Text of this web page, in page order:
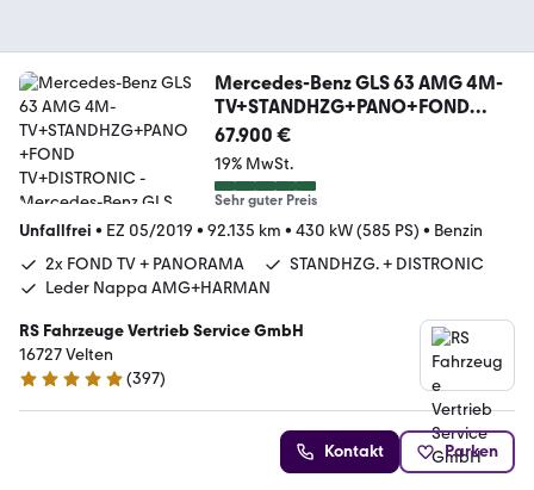
Mercedes-Benz GLS 63 AMG 4M-
TV+STANDHZG+PANO+FOND
TV+DISTRONIC
67.900 €
19% MwSt.
Sehr guter Preis
Unfallfrei • EZ 05/2019 • 92.135 km • 430 kW (585 PS) • Benzin
2x FOND TV + PANORAMA
STANDHZG. + DISTRONIC
Leder Nappa AMG+HARMAN
RS Fahrzeuge Vertrieb Service GmbH
16727 Velten
5 Sterne
(397)
Kontakt Parken